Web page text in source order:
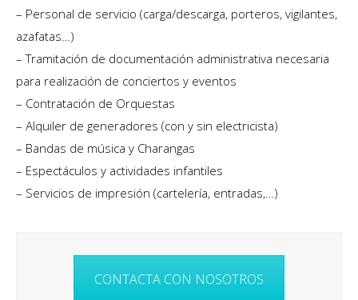
– Personal de servicio (carga/descarga, porteros, vigilantes,
azafatas…)
– Tramitación de documentación administrativa necesaria
para realización de conciertos y eventos
– Contratación de Orquestas
– Alquiler de generadores (con y sin electricista)
– Bandas de música y Charangas
– Espectáculos y actividades infantiles
– Servicios de impresión (cartelería, entradas,…)
CONTACTA CON NOSOTROS